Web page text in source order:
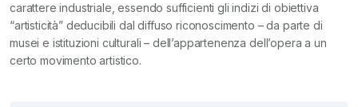
carattere industriale, essendo sufficienti gli indizi di obiettiva
“artisticità” deducibili dal diffuso riconoscimento – da parte di
musei e istituzioni culturali – dell’appartenenza dell’opera a un
certo movimento artistico.